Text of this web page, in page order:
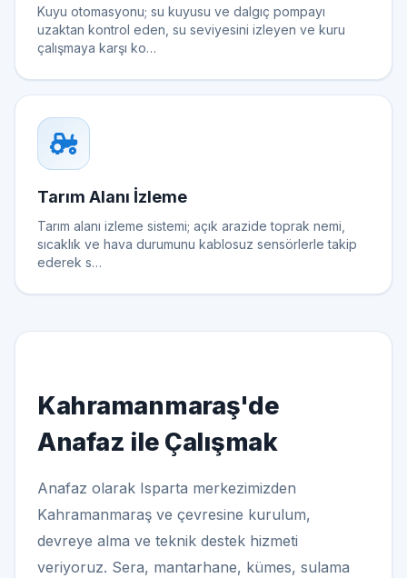
Kuyu otomasyonu; su kuyusu ve dalgıç pompayı
uzaktan kontrol eden, su seviyesini izleyen ve kuru
çalışmaya karşı ko…
Tarım Alanı İzleme
Tarım alanı izleme sistemi; açık arazide toprak nemi,
sıcaklık ve hava durumunu kablosuz sensörlerle takip
ederek s…
Kahramanmaraş'de
Anafaz ile Çalışmak
Anafaz olarak Isparta merkezimizden
Kahramanmaraş ve çevresine kurulum,
devreye alma ve teknik destek hizmeti
veriyoruz. Sera, mantarhane, kümes, sulama